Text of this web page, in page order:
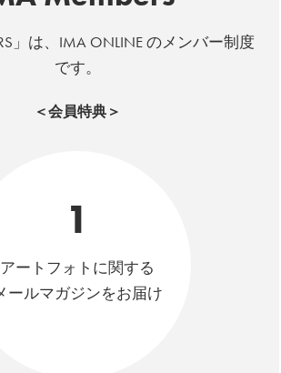
」は、IMA ONLINE のメンバー制度
です。
＜会員特典＞
1
アートフォトに関する
ールマガジンをお届け